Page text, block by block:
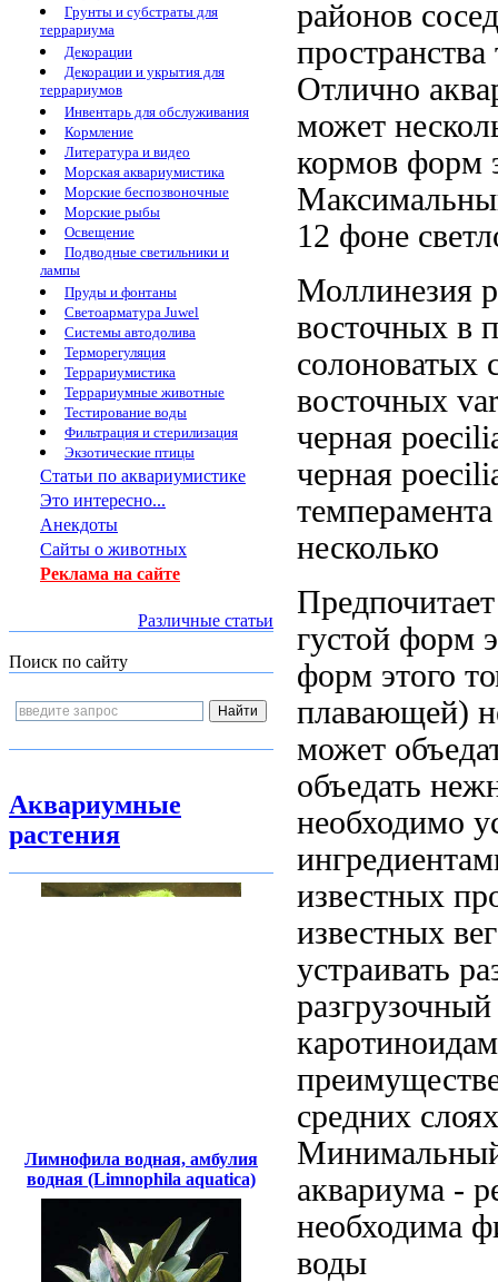
Грунты и субстраты для
террариума
Декорации
Декорации и укрытия для
террариумов
Инвентарь для обслуживания
Кормление
Литература и видео
Морская аквариумистика
Морские беспозвоночные
Морские рыбы
Освещение
Подводные светильники и
лампы
Пруды и фонтаны
Светоарматура Juwel
Системы автодолива
Терморегуляция
Террариумистика
Террариумные животные
Тестирование воды
Фильтрация и стерилизация
Экзотические птицы
Статьи по аквариумистике
Это интересно...
Анекдоты
Сайты о животных
Реклама на сайте
Различные статьи
Поиск по сайту
Аквариумные
растения
Лимнофила водная, амбулия
водная (Limnophila aquatica)
районов
пространства
Отлично
может
кормов форм
12 фоне
Моллинезия
восточных в
солоноватых
восточных
черная
черная
темперамента
несколько
густой форм
форм этого
плавающей)
может
объедать
необходимо
известных
известных
устраивать
средних
аквариума -
необходима
воды